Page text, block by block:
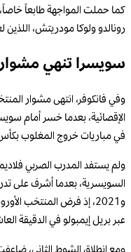
كما حملت المواجهة طابعاً
رونالدو ولوكا مودريتش،
سويسرا تنهي مشوار
وفي فانكوفر، انتهى مشوار
في مباريات خروج المغلوب
ولم يستفد المدرب الصربي
و2021، إذ فرض المنتخب
عبر بريل إيمبولو في الدقيقة